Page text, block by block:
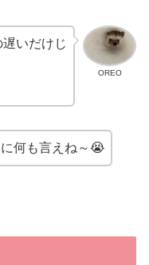
OREO
いだけじ
何も言えね～😭